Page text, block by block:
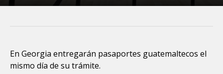
En Georgia entregarán pasaportes guatemaltecos el
mismo día de su trámite.